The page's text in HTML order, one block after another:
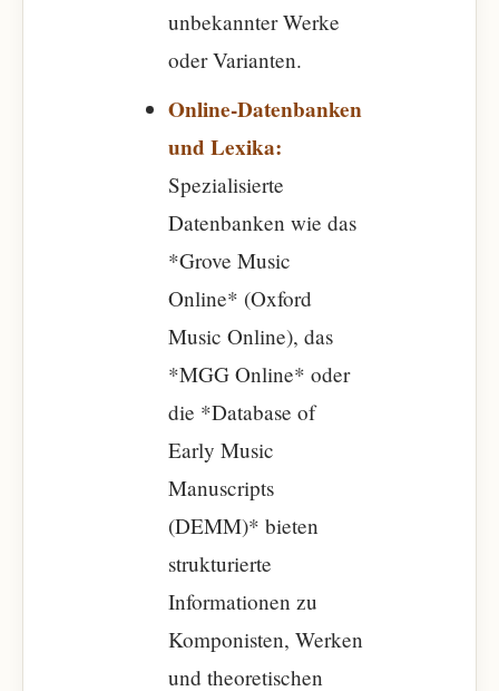
unbekannter Werke
oder Varianten.
Online-Datenbanken
und Lexika:
Spezialisierte
Datenbanken wie das
*Grove Music
Online* (Oxford
Music Online), das
*MGG Online* oder
die *Database of
Early Music
Manuscripts
(DEMM)* bieten
strukturierte
Informationen zu
Komponisten, Werken
und theoretischen